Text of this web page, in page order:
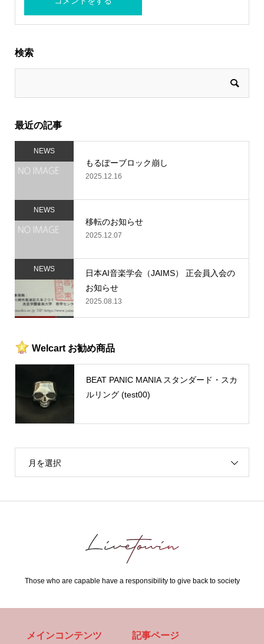
検索
最近の記事
もるぽーブロック崩し
2025.12.16
NEWS
移転のお知らせ
2025.12.07
NEWS
日本AI音楽学会（JAIMS） 正会員入会の
お知らせ
2025.08.13
NEWS
Welcart お勧め商品
BEAT PANIC MANIA スタンダード・スカ
ルリング (test00)
月を選択
Those who are capable have a responsibility to give back to society
メインコンテンツ 記事ページ